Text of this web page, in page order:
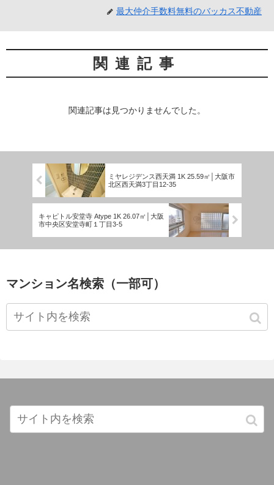
最大仲介手数料無料のバッカス不動産
関連記事
関連記事は見つかりませんでした。
ミヤレジデンス西天満 1K 25.59㎡│大阪市
北区西天満3丁目12-35
キャピトル安堂寺 Atype 1K 26.07㎡│大阪
市中央区安堂寺町１丁目3-5
マンション名検索（一部可）